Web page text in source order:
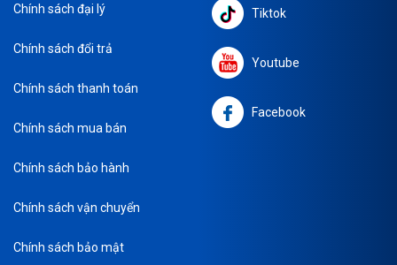
Chính sách đại lý
Chính sách đổi trả
Chính sách thanh toán
Chính sách mua bán
Chính sách bảo hành
Chính sách vận chuyển
Chính sách bảo mật
Tiktok
Youtube
Facebook